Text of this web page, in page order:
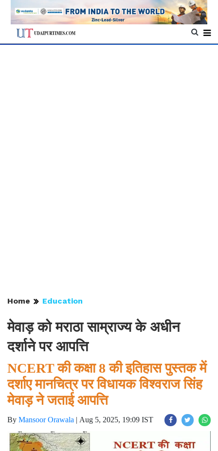
Home Education
मेवाड़ को मराठा साम्राज्य के अधीन
दर्शाने पर आपत्ति
NCERT की कक्षा 8 की इतिहास पुस्तक में
दर्शाए मानचित्र पर विधायक विश्वराज सिंह
मेवाड़ ने जताई आपत्ति
By Mansoor Orawala | Aug 5, 2025, 19:09 IST